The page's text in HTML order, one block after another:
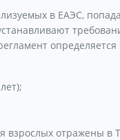
в ЕАЭС,
определяется
взрослых отражены